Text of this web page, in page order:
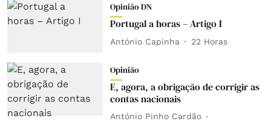
Opinião DN
Portugal a horas – Artigo I
António Capinha 22 Horas
Opinião
E, agora, a obrigação de corrigir as
contas nacionais
António Pinho Cardão